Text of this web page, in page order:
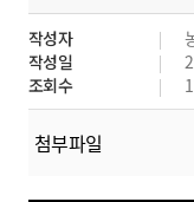
작성자
작성일
조회수
첨부파일